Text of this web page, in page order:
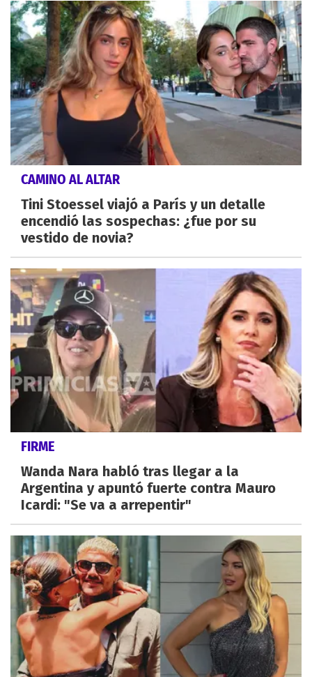
CAMINO AL ALTAR
Tini Stoessel viajó a París y un detalle
encendió las sospechas: ¿fue por su
vestido de novia?
FIRME
Wanda Nara habló tras llegar a la
Argentina y apuntó fuerte contra Mauro
Icardi: "Se va a arrepentir"